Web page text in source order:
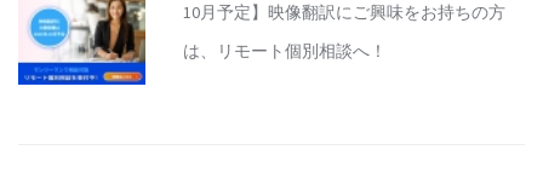
10月予定】映像翻訳にご興味をお持ちの方
は、リモート個別相談へ！